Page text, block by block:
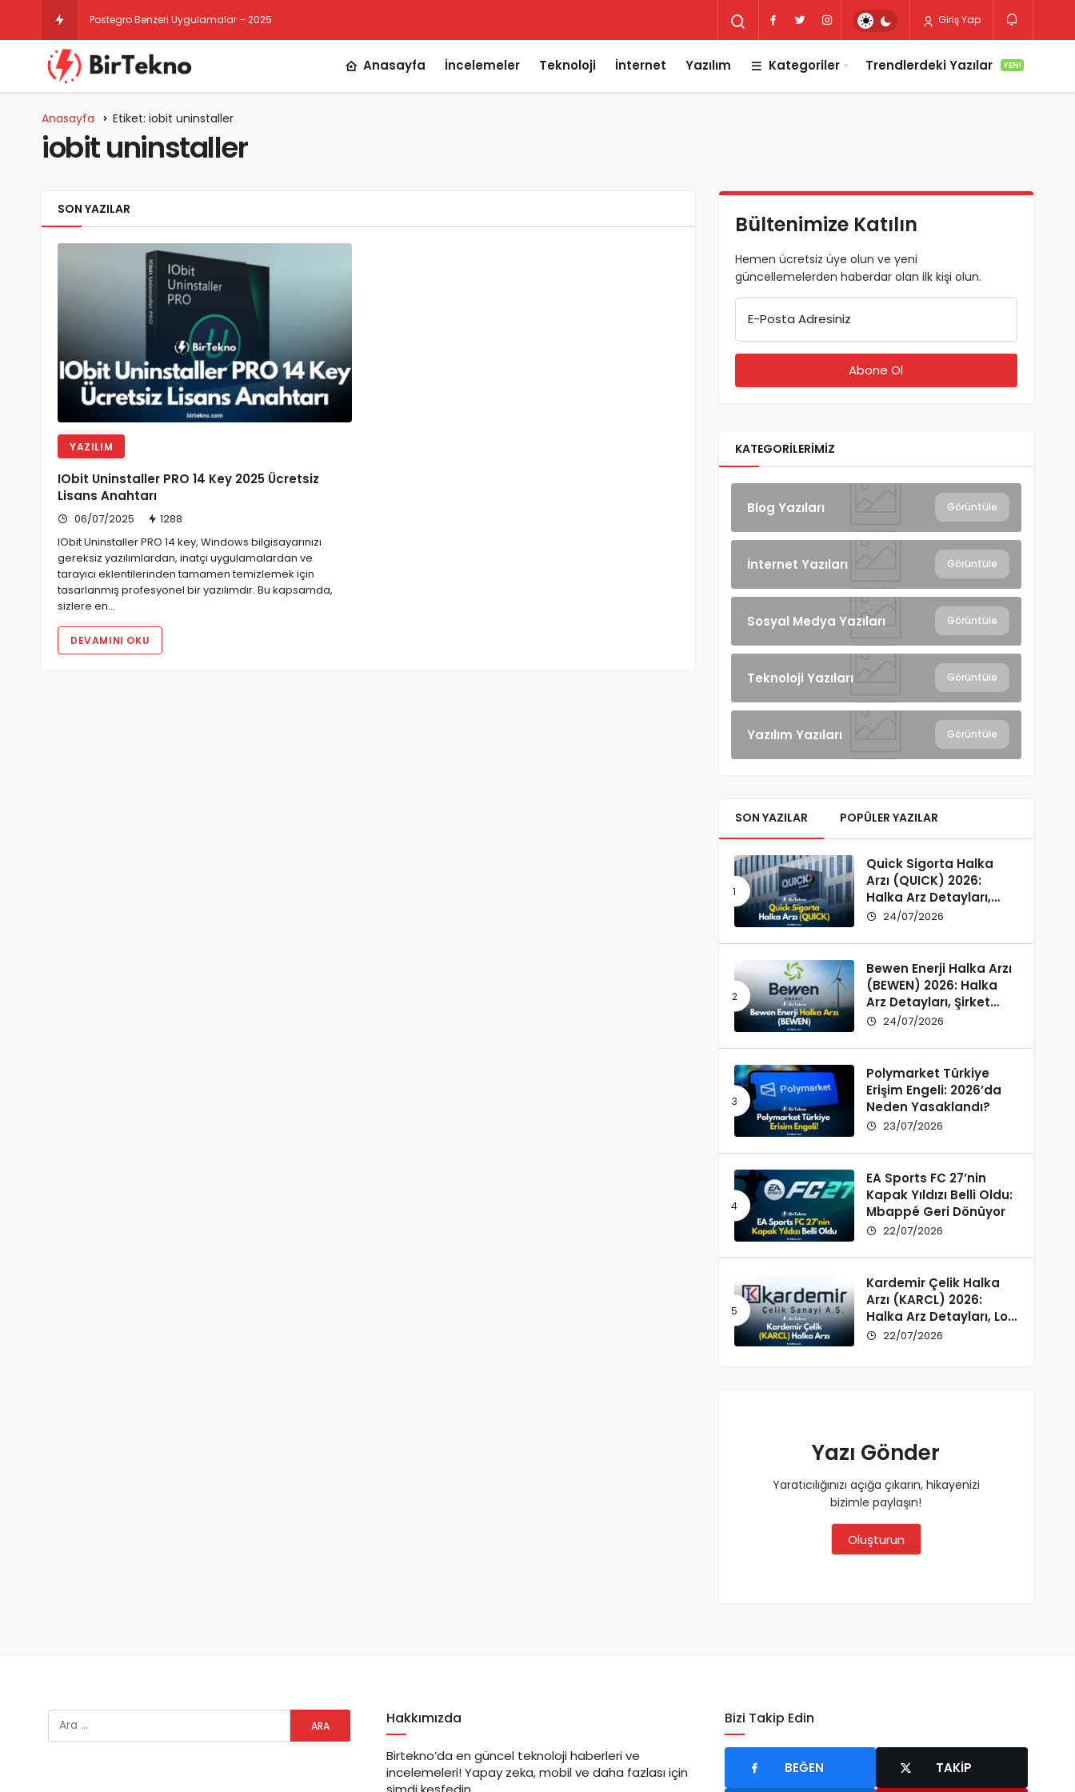
Postegro Benzeri Uygulamalar – 2025 Giriş Yap
Anasayfa İncelemeler Teknoloji İnternet Yazılım Kategoriler Trendlerdeki Yazılar YENI
Anasayfa Etiket: iobit uninstaller
iobit uninstaller
SON YAZILAR
YAZILIM
IObit Uninstaller PRO 14 Key 2025 Ücretsiz
Lisans Anahtarı
06/07/2025
1288
IObit Uninstaller PRO 14 key, Windows bilgisayarınızı
gereksiz yazılımlardan, inatçı uygulamalardan ve
tarayıcı eklentilerinden tamamen temizlemek için
tasarlanmış profesyonel bir yazılımdır. Bu kapsamda,
sizlere en…
DEVAMINI OKU
Bültenimize Katılın
Hemen ücretsiz üye olun ve yeni
güncellemelerden haberdar olan ilk kişi olun.
E-Posta Adresiniz
KATEGORILERIMIZ
Blog Yazıları Görüntüle
İnternet Yazıları Görüntüle
Sosyal Medya Yazıları Görüntüle
Teknoloji Yazıları Görüntüle
Yazılım Yazıları Görüntüle
SON YAZILAR POPÜLER YAZILAR
Quick Sigorta Halka
Arzı (QUICK) 2026:
Halka Arz Detayları,
Şirket Profili ve
24/07/2026
Bewen Enerji Halka Arzı
(BEWEN) 2026: Halka
Arz Detayları, Şirket
Profili ve Fon Kullanımı
24/07/2026
Polymarket Türkiye
Erişim Engeli: 2026’da
Neden Yasaklandı?
23/07/2026
EA Sports FC 27’nin
Kapak Yıldızı Belli Oldu:
Mbappé Geri Dönüyor
22/07/2026
Kardemir Çelik Halka
Arzı (KARCL) 2026:
Halka Arz Detayları, Lot
Dağılımı ve Şirket Profili
22/07/2026
Yazı Gönder
Yaratıcılığınızı açığa çıkarın, hikayenizi
bizimle paylaşın!
Oluşturun
Hakkımızda
Birtekno’da en güncel teknoloji haberleri ve
incelemeleri! Yapay zeka, mobil ve daha fazlası için
Bizi Takip Edin
BEĞEN TAKIP